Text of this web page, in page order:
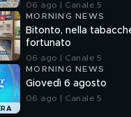
06 ago | Canale 5
MORNING NEWS
Bitonto, nella
fortunato
06 ago | Canale 5
MORNING NEWS
Giovedì 6 agosto
06 ago | Canale 5